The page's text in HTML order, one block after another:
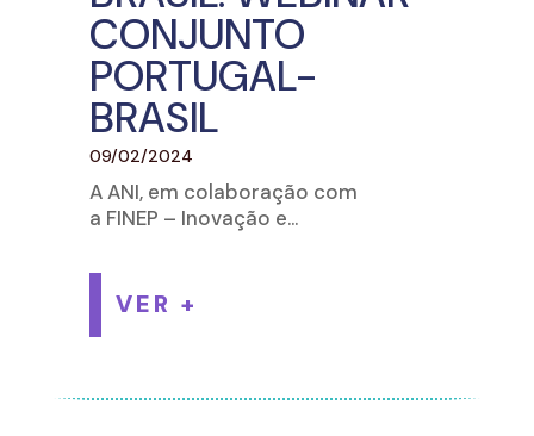
CONJUNTO
PORTUGAL-
BRASIL
09/02/2024
A ANI, em colaboração com
a FINEP – Inovação e...
VER +